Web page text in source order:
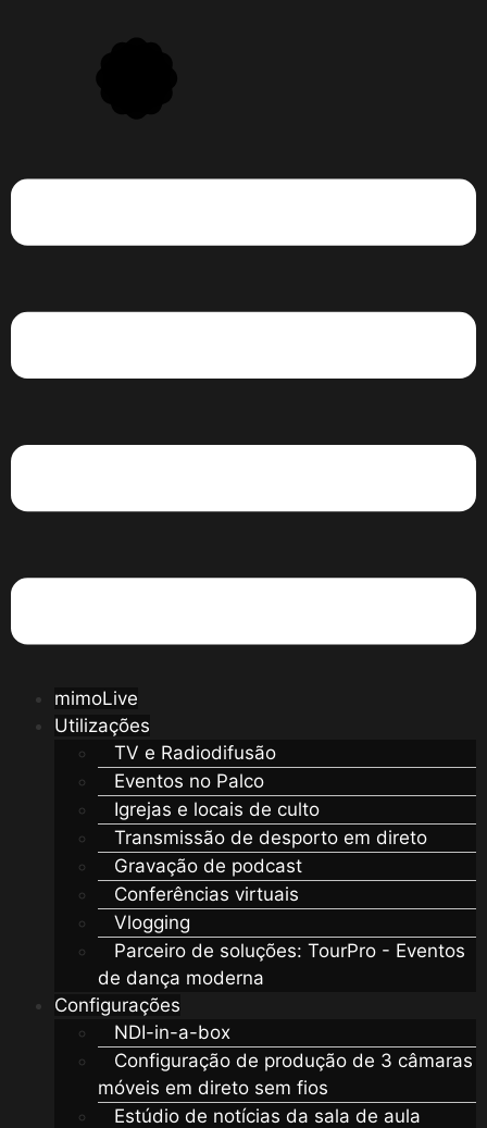
mimoLive
Utilizações
TV e Radiodifusão
Eventos no Palco
Igrejas e locais de culto
Transmissão de desporto em direto
Gravação de podcast
Conferências virtuais
Vlogging
Parceiro de soluções: TourPro - Eventos
de dança moderna
Configurações
NDI-in-a-box
Configuração de produção de 3 câmaras
móveis em direto sem fios
Estúdio de notícias da sala de aula